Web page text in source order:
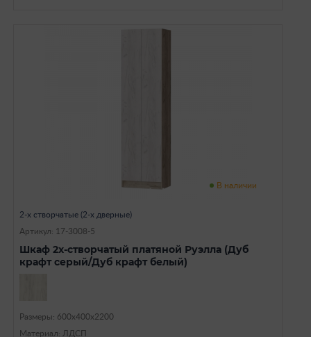
В наличии
2-х створчатые (2-х дверные)
Артикул: 17-3008-5
Шкаф 2х-створчатый платяной Руэлла (Дуб
крафт серый/Дуб крафт белый)
Размеры: 600х400х2200
Материал: ЛДСП